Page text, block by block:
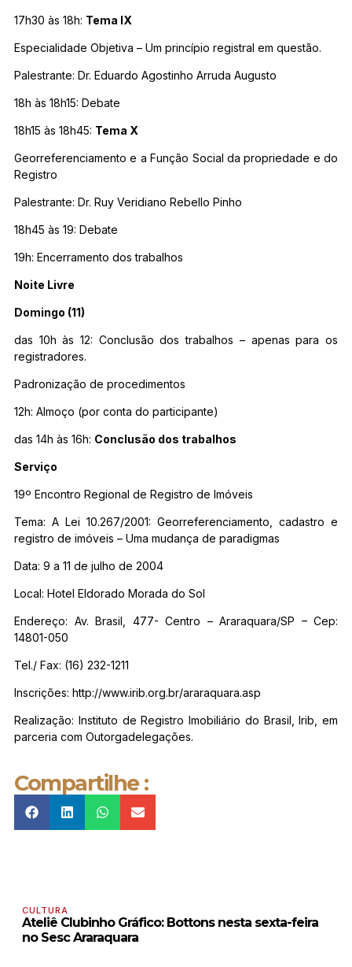
17h30 às 18h: Tema IX
Especialidade Objetiva – Um princípio registral em questão.
Palestrante: Dr. Eduardo Agostinho Arruda Augusto
18h às 18h15: Debate
18h15 às 18h45: Tema X
Georreferenciamento e a Função Social da propriedade e do
Registro
Palestrante: Dr. Ruy Veridiano Rebello Pinho
18h45 às 19: Debate
19h: Encerramento dos trabalhos
Noite Livre
Domingo (11)
das 10h às 12: Conclusão dos trabalhos – apenas para os
registradores.
Padronização de procedimentos
12h: Almoço (por conta do participante)
das 14h às 16h: Conclusão dos trabalhos
Serviço
19º Encontro Regional de Registro de Imóveis
Tema: A Lei 10.267/2001: Georreferenciamento, cadastro e
registro de imóveis – Uma mudança de paradigmas
Data: 9 a 11 de julho de 2004
Local: Hotel Eldorado Morada do Sol
Endereço: Av. Brasil, 477- Centro – Araraquara/SP – Cep:
14801-050
Tel./ Fax: (16) 232-1211
Inscrições: http://www.irib.org.br/araraquara.asp
Realização: Instituto de Registro Imobiliário do Brasil, Irib, em
parceria com Outorgadelegações.
Compartilhe :
CULTURA
Ateliê Clubinho Gráfico: Bottons nesta sexta-feira
no Sesc Araraquara